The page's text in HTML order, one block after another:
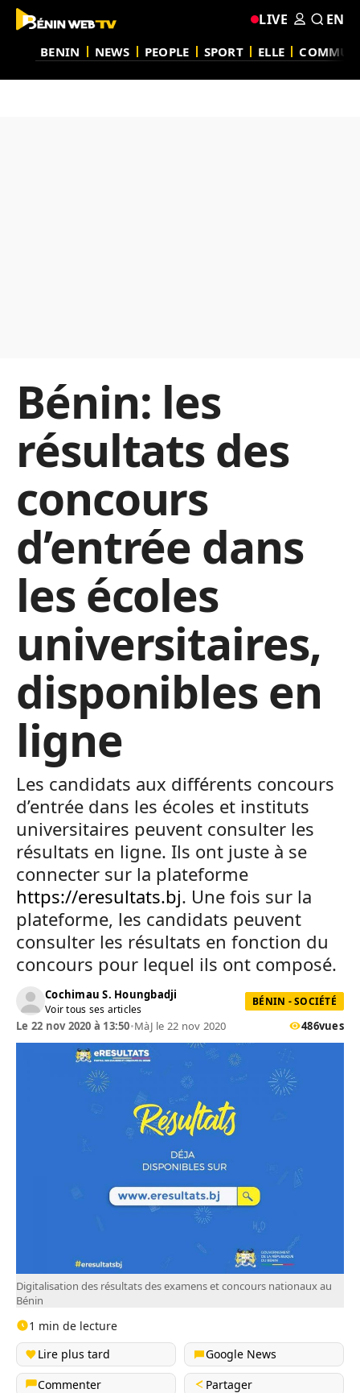
BENIN NEWS PEOPLE SPORT ELLE
LIVE EN
Bénin: les
résultats des
concours
d’entrée dans
les écoles
universitaires,
disponibles en
ligne
Les candidats aux différents concours
d’entrée dans les écoles et instituts
universitaires peuvent consulter les
résultats en ligne. Ils ont juste à se
connecter sur la plateforme
https://eresultats.bj. Une fois sur la
plateforme, les candidats peuvent
consulter les résultats en fonction du
concours pour lequel ils ont composé.
Cochimau S. Houngbadji
Voir tous ses articles
BÉNIN - SOCIÉTÉ
Le 22 nov 2020 à 13:50•MàJ le 22 nov 2020 486vues
Digitalisation des résultats des examens et concours nationaux au
Bénin
1 min de lecture
Lire plus tard
Google News
Commenter
Partager